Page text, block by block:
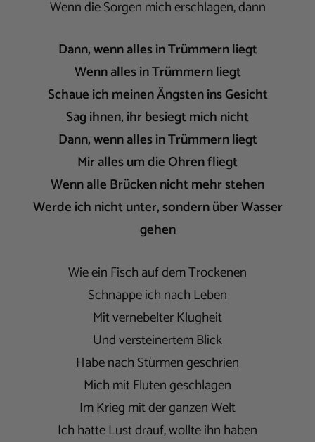
Wenn die Sorgen mich erschlagen, dann
Dann, wenn alles in Trümmern liegt
Wenn alles in Trümmern liegt
Schaue ich meinen Ängsten ins Gesicht
Sag ihnen, ihr besiegt mich nicht
Dann, wenn alles in Trümmern liegt
Mir alles um die Ohren fliegt
Wenn alle Brücken nicht mehr stehen
Werde ich nicht unter, sondern über Wasser
gehen
Wie ein Fisch auf dem Trockenen
Schnappe ich nach Leben
Mit vernebelter Klugheit
Und versteinertem Blick
Habe nach Stürmen geschrien
Mich mit Fluten geschlagen
Im Krieg mit der ganzen Welt
Ich hatte Lust drauf, wollte ihn haben